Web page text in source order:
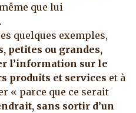
que lui
quelques exemples,
petites ou grandes,
l’information sur le
produits et services et à
« parce que ce serait
sans sortir d’un